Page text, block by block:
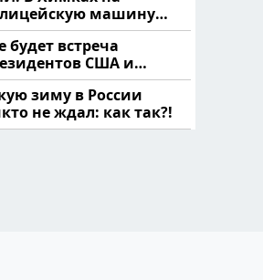
машину
и подожгли.
будет встреча
США и
Европа?
зиму в России
не ждал: как так?!